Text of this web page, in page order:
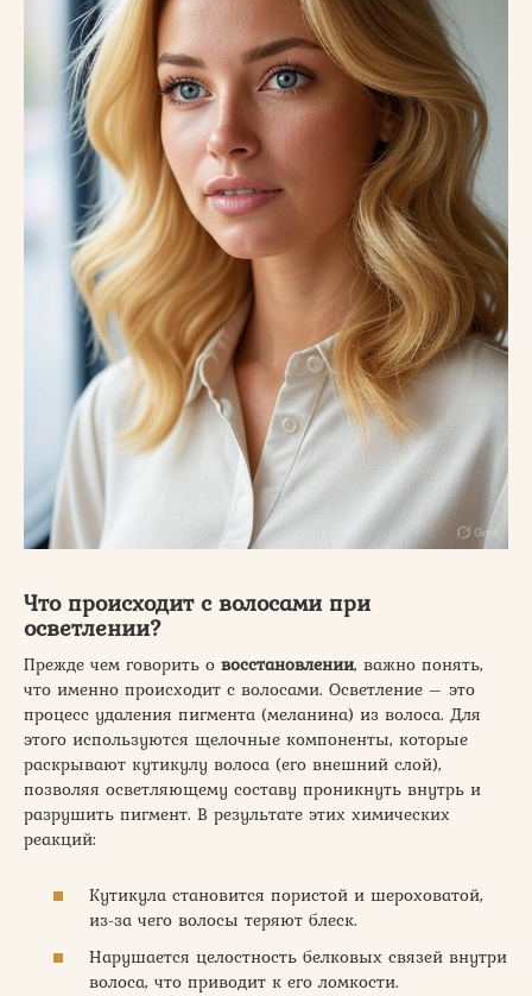
Что происходит с волосами при
осветлении?
Прежде чем говорить о восстановлении, важно понять,
что именно происходит с волосами. Осветление – это
процесс удаления пигмента (меланина) из волоса. Для
этого используются щелочные компоненты, которые
раскрывают кутикулу волоса (его внешний слой),
позволяя осветляющему составу проникнуть внутрь и
разрушить пигмент. В результате этих химических
реакций:
Кутикула становится пористой и шероховатой,
из-за чего волосы теряют блеск.
Нарушается целостность белковых связей внутри
волоса, что приводит к его ломкости.